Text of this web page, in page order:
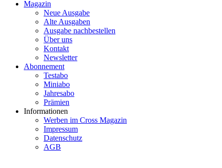
Magazin
Neue Ausgabe
Alte Ausgaben
Ausgabe nachbestellen
Über uns
Kontakt
Newsletter
Abonnement
Testabo
Miniabo
Jahresabo
Prämien
Informationen
Werben im Cross Magazin
Impressum
Datenschutz
AGB